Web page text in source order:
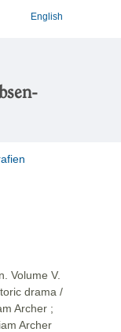
English
Volume V.
drama /
Archer ;
Archer